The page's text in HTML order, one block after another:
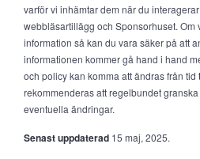
varför vi inhämtar dem när du
webbläsartillägg och Sponsorhuset. Om
information så kan du vara säker på att
informationen kommer gå hand i hand
och policy kan komma att ändras från tid
rekommenderas att regelbundet
eventuella ändringar.
Senast uppdaterad 15 maj, 2025.